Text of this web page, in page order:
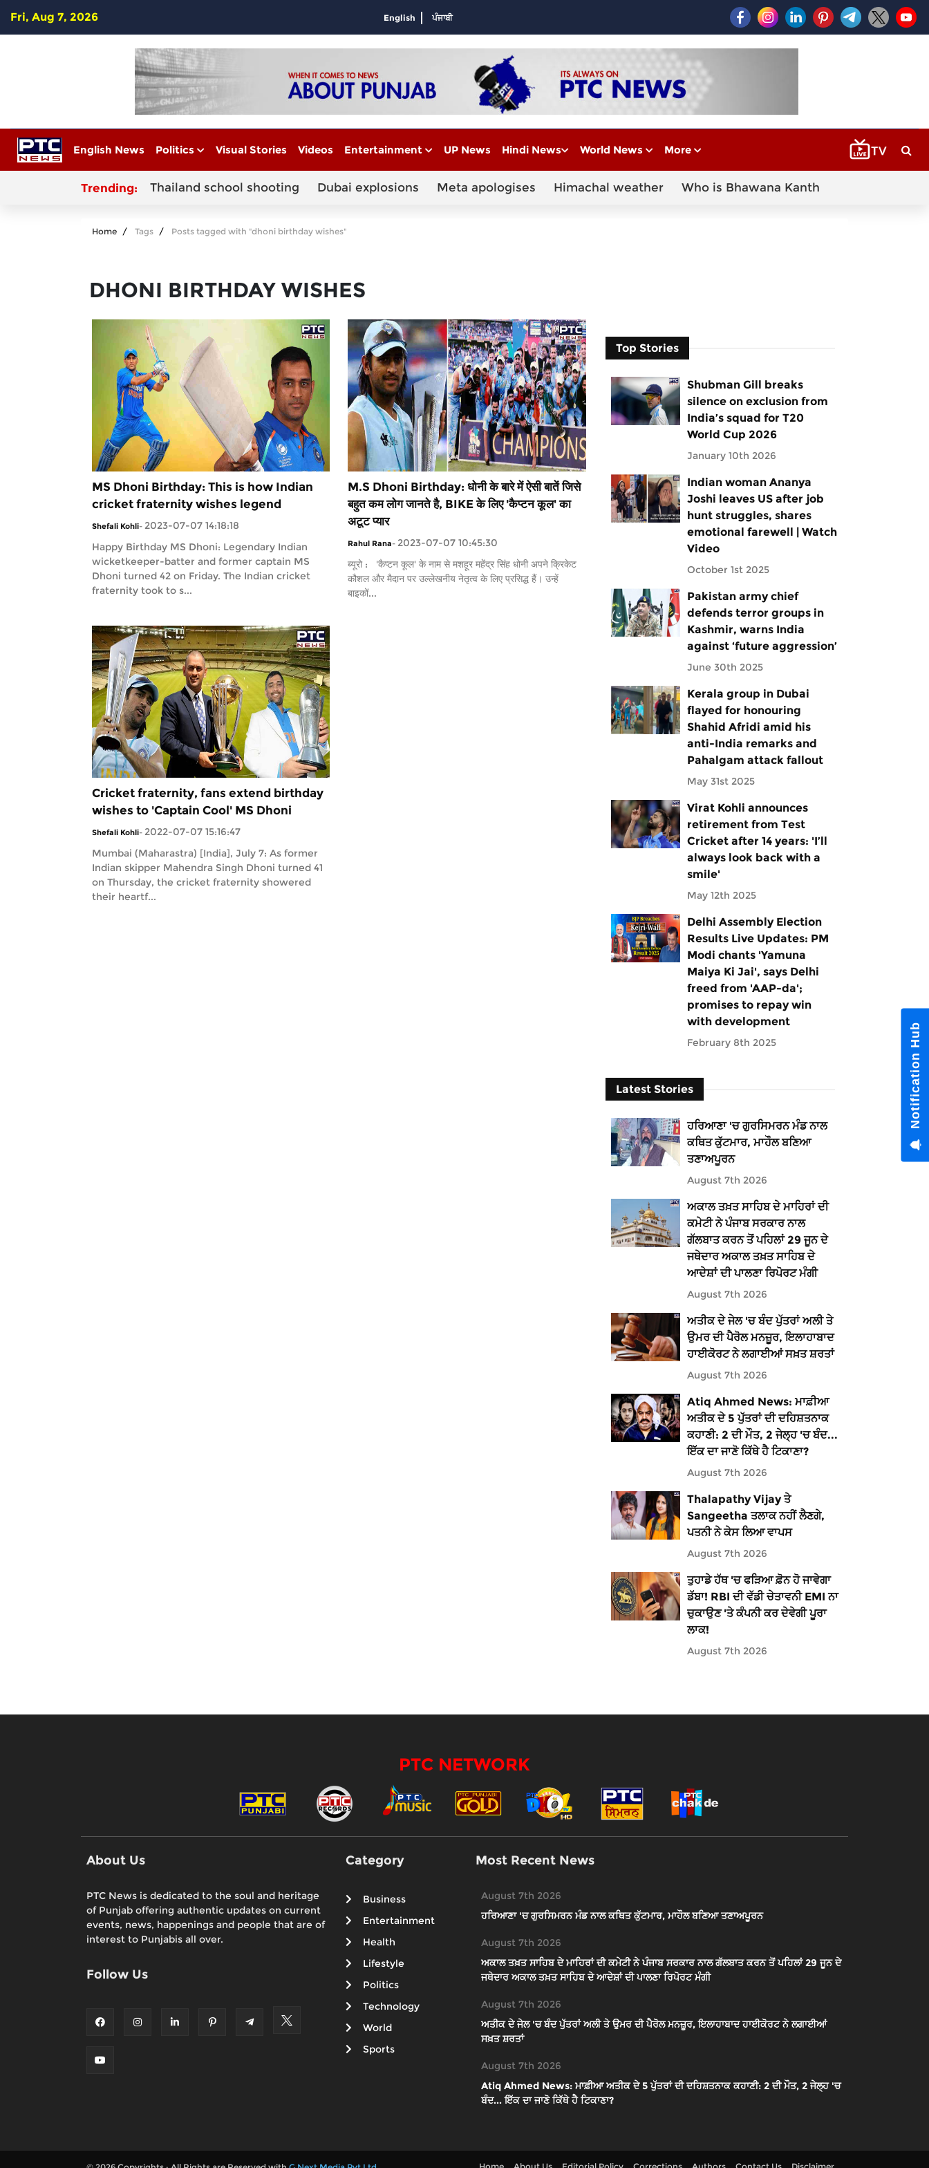
Fri, Aug 7, 2026 English ਪੰਜਾਬੀ
English News Politics Visual Stories Videos Entertainment UP News Hindi News World News More
Trending: Thailand school shooting Dubai explosions Meta apologises Himachal weather Who is Bhawana Kanth
Home Tags Posts tagged with "dhoni birthday wishes"
DHONI BIRTHDAY WISHES
MS Dhoni Birthday: This is how Indian
cricket fraternity wishes legend
Shefali Kohli- 2023-07-07 14:18:18
Happy Birthday MS Dhoni: Legendary Indian
wicketkeeper-batter and former captain MS
Dhoni turned 42 on Friday. The Indian cricket
fraternity took to s...
M.S Dhoni Birthday: धोनी के बारे में ऐसी बातें जिसे
बहुत कम लोग जानते है, BIKE के लिए 'कैप्टन कूल' का
अटूट प्यार
Rahul Rana- 2023-07-07 10:45:30
ब्यूरो : 'कैप्टन कूल' के नाम से मशहूर महेंद्र सिंह धोनी अपने क्रिकेट
कौशल और मैदान पर उल्लेखनीय नेतृत्व के लिए प्रसिद्ध हैं। उन्हें
बाइकों...
Cricket fraternity, fans extend birthday
wishes to 'Captain Cool' MS Dhoni
Shefali Kohli- 2022-07-07 15:16:47
Mumbai (Maharastra) [India], July 7: As former
Indian skipper Mahendra Singh Dhoni turned 41
on Thursday, the cricket fraternity showered
their heartf...
Top Stories
Shubman Gill breaks
silence on exclusion from
India’s squad for T20
World Cup 2026
January 10th 2026
Indian woman Ananya
Joshi leaves US after job
hunt struggles, shares
emotional farewell | Watch
Video
October 1st 2025
Pakistan army chief
defends terror groups in
Kashmir, warns India
against ‘future aggression’
June 30th 2025
Kerala group in Dubai
flayed for honouring
Shahid Afridi amid his
anti-India remarks and
Pahalgam attack fallout
May 31st 2025
Virat Kohli announces
retirement from Test
Cricket after 14 years: 'I’ll
always look back with a
smile'
May 12th 2025
Delhi Assembly Election
Results Live Updates: PM
Modi chants 'Yamuna
Maiya Ki Jai', says Delhi
freed from 'AAP-da';
promises to repay win
with development
February 8th 2025
Latest Stories
ਹਰਿਆਣਾ 'ਚ ਗੁਰਸਿਮਰਨ ਮੰਡ ਨਾਲ
ਕਥਿਤ ਕੁੱਟਮਾਰ, ਮਾਹੌਲ ਬਣਿਆ
ਤਣਾਅਪੂਰਨ
August 7th 2026
ਅਕਾਲ ਤਖ਼ਤ ਸਾਹਿਬ ਦੇ ਮਾਹਿਰਾਂ ਦੀ
ਕਮੇਟੀ ਨੇ ਪੰਜਾਬ ਸਰਕਾਰ ਨਾਲ
ਗੱਲਬਾਤ ਕਰਨ ਤੋਂ ਪਹਿਲਾਂ 29 ਜੂਨ ਦੇ
ਜਥੇਦਾਰ ਅਕਾਲ ਤਖ਼ਤ ਸਾਹਿਬ ਦੇ
ਆਦੇਸ਼ਾਂ ਦੀ ਪਾਲਣਾ ਰਿਪੋਰਟ ਮੰਗੀ
August 7th 2026
ਅਤੀਕ ਦੇ ਜੇਲ 'ਚ ਬੰਦ ਪੁੱਤਰਾਂ ਅਲੀ ਤੇ
ਉਮਰ ਦੀ ਪੈਰੋਲ ਮਨਜ਼ੂਰ, ਇਲਾਹਾਬਾਦ
ਹਾਈਕੋਰਟ ਨੇ ਲਗਾਈਆਂ ਸਖ਼ਤ ਸ਼ਰਤਾਂ
August 7th 2026
Atiq Ahmed News: ਮਾਫ਼ੀਆ
ਅਤੀਕ ਦੇ 5 ਪੁੱਤਰਾਂ ਦੀ ਦਹਿਸ਼ਤਨਾਕ
ਕਹਾਣੀ: 2 ਦੀ ਮੌਤ, 2 ਜੇਲ੍ਹ 'ਚ ਬੰਦ...
ਇੱਕ ਦਾ ਜਾਣੋ ਕਿੱਥੇ ਹੈ ਟਿਕਾਣਾ?
August 7th 2026
Thalapathy Vijay ਤੇ
Sangeetha ਤਲਾਕ ਨਹੀਂ ਲੈਣਗੇ,
ਪਤਨੀ ਨੇ ਕੇਸ ਲਿਆ ਵਾਪਸ
August 7th 2026
ਤੁਹਾਡੇ ਹੱਥ 'ਚ ਫੜਿਆ ਫ਼ੋਨ ਹੋ ਜਾਵੇਗਾ
ਡੱਬਾ! RBI ਦੀ ਵੱਡੀ ਚੇਤਾਵਨੀ EMI ਨਾ
ਚੁਕਾਉਣ 'ਤੇ ਕੰਪਨੀ ਕਰ ਦੇਵੇਗੀ ਪੂਰਾ
ਲਾਕ!
August 7th 2026
PTC NETWORK
About Us
PTC News is dedicated to the soul and heritage
of Punjab offering authentic updates on current
events, news, happenings and people that are of
interest to Punjabis all over.
Follow Us
Category
Business
Entertainment
Health
Lifestyle
Politics
Technology
World
Sports
Most Recent News
August 7th 2026
ਹਰਿਆਣਾ 'ਚ ਗੁਰਸਿਮਰਨ ਮੰਡ ਨਾਲ ਕਥਿਤ ਕੁੱਟਮਾਰ, ਮਾਹੌਲ ਬਣਿਆ ਤਣਾਅਪੂਰਨ
August 7th 2026
ਅਕਾਲ ਤਖ਼ਤ ਸਾਹਿਬ ਦੇ ਮਾਹਿਰਾਂ ਦੀ ਕਮੇਟੀ ਨੇ ਪੰਜਾਬ ਸਰਕਾਰ ਨਾਲ ਗੱਲਬਾਤ ਕਰਨ ਤੋਂ ਪਹਿਲਾਂ 29 ਜੂਨ ਦੇ
ਜਥੇਦਾਰ ਅਕਾਲ ਤਖ਼ਤ ਸਾਹਿਬ ਦੇ ਆਦੇਸ਼ਾਂ ਦੀ ਪਾਲਣਾ ਰਿਪੋਰਟ ਮੰਗੀ
August 7th 2026
ਅਤੀਕ ਦੇ ਜੇਲ 'ਚ ਬੰਦ ਪੁੱਤਰਾਂ ਅਲੀ ਤੇ ਉਮਰ ਦੀ ਪੈਰੋਲ ਮਨਜ਼ੂਰ, ਇਲਾਹਾਬਾਦ ਹਾਈਕੋਰਟ ਨੇ ਲਗਾਈਆਂ
ਸਖ਼ਤ ਸ਼ਰਤਾਂ
August 7th 2026
Atiq Ahmed News: ਮਾਫ਼ੀਆ ਅਤੀਕ ਦੇ 5 ਪੁੱਤਰਾਂ ਦੀ ਦਹਿਸ਼ਤਨਾਕ ਕਹਾਣੀ: 2 ਦੀ ਮੌਤ, 2 ਜੇਲ੍ਹ 'ਚ
ਬੰਦ... ਇੱਕ ਦਾ ਜਾਣੋ ਕਿੱਥੇ ਹੈ ਟਿਕਾਣਾ?
Notification Hub